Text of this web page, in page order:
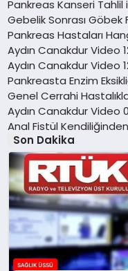
Pankreas Kanseri Tahlil
Gebelik Sonrası Göbek
Pankreas Hastaları
Aydın Canakdur Video
Aydın Canakdur Video
Pankreasta Enzim
Genel Cerrahi
Aydın Canakdur Video
Anal Fistül
Son Dakika